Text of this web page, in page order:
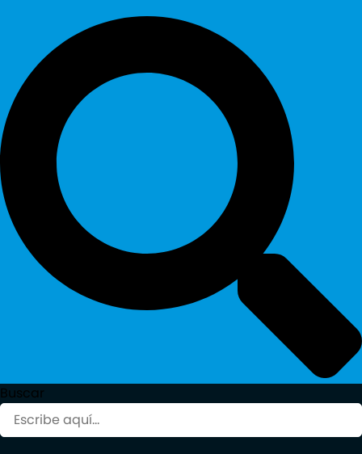
Buscar